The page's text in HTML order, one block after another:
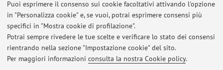
Puoi esprimere il consenso sui cookie facoltativi attivando l'opzione
in "Personalizza cookie" e, se vuoi, potrai esprimere consensi più
specifici in "Mostra cookie di profilazione".
Potrai sempre rivedere le tue scelte e verificare lo stato dei consensi
rientrando nella sezione "Impostazione cookie" del sito.
Per maggiori informazioni consulta la nostra Cookie policy.
Activists in the Data Stream, Co-Authored by Alice Mattoni and
Published in May 2024 by Bristol University Press
Digital Media and Grassroots Anti-Corruption, Edited by Alice